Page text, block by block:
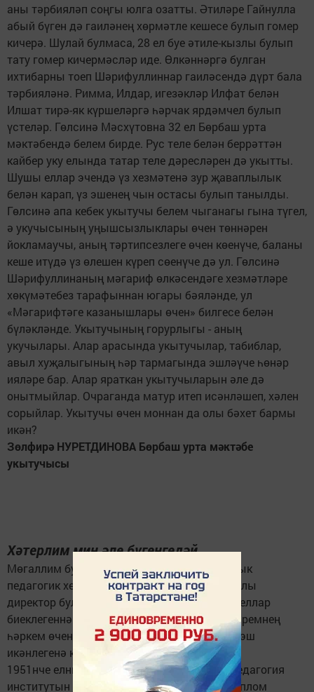
аны тәрбияләп соңгы юлга озатты. Әтиләре Гайнулла
абый бүген дә гаиләнең хөрмәтле кешесе булып гомер
кичерә. Шулай булмаса, 28 ел буе әтиле-кызлы булып
тату гомер кичермәсләр иде. Өлкәннәргә булган
ихтибарны тоеп Шәрифуллиннар гаиләсендә дүрт бала
тәрбияләнә. Римма, Илдар, игезәкләр Илфат белән
Илшат тирә-як күршеләргә һәрчак ярдәмчел булып
үстеләр. Гөлсинә Мәсхүтовна 32 ел Бөрбаш урта
мәктәбендә белем бирде. Рус теле белән беррәттән
кайбер уку елында татар теле дәресләрен дә укытты.
Шушы еллар эчендә үз хезмәтенә зур җаваплылык
белән карап, үз эшенең чын остасы булып танылды.
Гөлсинә апа кебек укытучы белем чыганагы гына түгел,
ә укучысының уңышсызлыклары өчен төннәрен
йокламаучы, аның тәртипсезлеге өчен көенүче, баланы
кеше итүдә үз өлешен күреп сөенүче дә ул. Гөлсинә
Шәрифуллинаның мәгариф өлкәсендәге хезмәтләре
хөкүмәтебез тарафыннан югары бәяләнде, ул
«Мәгарифтәге казанышлары өчен» билгесе белән
бүләкләнде. Укытучының горурлыгы - аның
укучылары. Алар арасында укытучылар, табиблар,
авыл хуҗалыгының һәр тармагында эшләүче һөнәр
ияләре бар. Алар яраткан укытучыларын әле дә
онытмыйлар. Очраганда матур итеп исәнләшеп, хәлен
сорыйлар. Укытучы өчен моннан да олы бәхет бармы
икән?
Зөлфирә НУРЕТДИНОВА Бөрбаш урта мәктәбе
укытучысы
Хәтерлим мин әле бүгенгедәй
Мөгаллим буларак үземнең кырык биш еллык
педагогик хезмәт юлымны (шуның кырык елы
директор булып) күз алдыма китерәм. Шул еллар
биеклегеннән карап үзем сайлап алган һөнәремнең
һәркем өчен дә кирәкле, ихтирамга лаеклы эш
икәнлегенә канәгатьләнү хисләре кичерәм.
1951нче елның июль аенда Казан Дәүләт педагогия
институтын уңышлы тәмамлау турында диплом